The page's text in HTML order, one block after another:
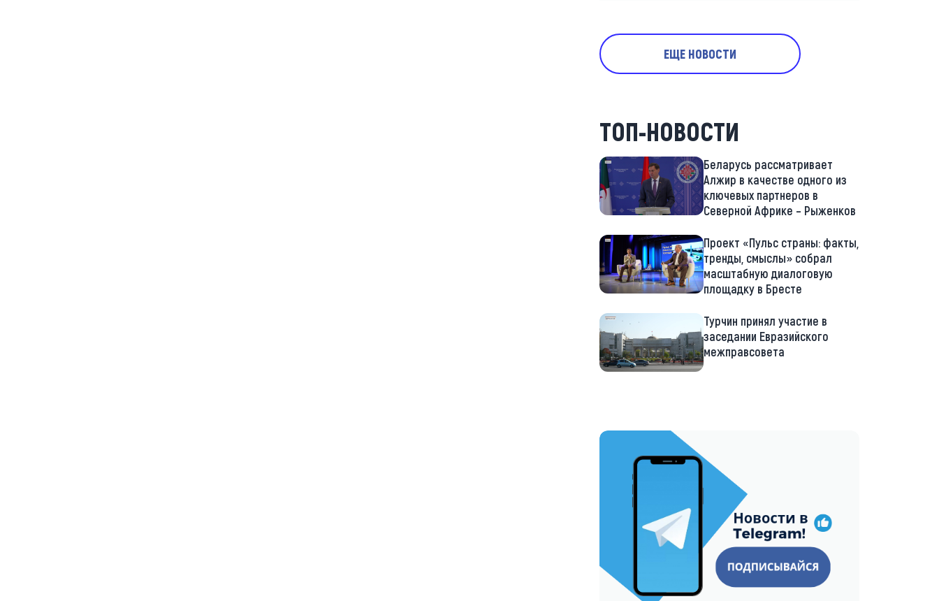
ЕЩЕ НОВОСТИ
ТОП-НОВОСТИ
Беларусь рассматривает
Алжир в качестве одного из
ключевых партнеров в
Северной Африке – Рыженков
Проект «Пульс страны: факты,
тренды, смыслы» собрал
масштабную диалоговую
площадку в Бресте
Турчин принял участие в
заседании Евразийского
межправсовета
https://t.me/minskctvby